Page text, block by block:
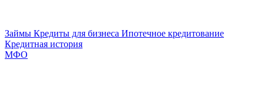
Займы Кредиты для бизнеса Ипотечное кредитование
Кредитная история
МФО